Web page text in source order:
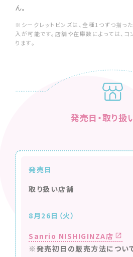
ん。
※シークレットピンズは、全種1つずつ揃っ
入が可能です。店舗や在庫数によっては、
ります。
発売日・取り扱
発売日
取り扱い店舗
8月26日（火）
Sanrio NISHIGINZA店
※発売初日の販売方法について